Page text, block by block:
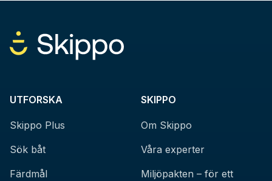
UTFORSKA
Skippo Plus
Sök båt
Färdmål
SKIPPO
Om Skippo
Våra experter
Miljöpakten – för ett